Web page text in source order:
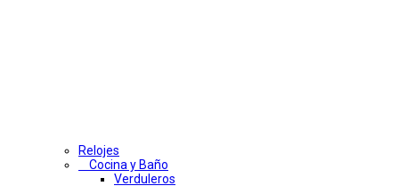
Relojes
Cocina y Baño
Verduleros